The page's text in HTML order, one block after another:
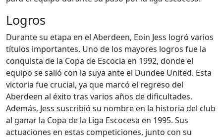
Logros
Durante su etapa en el Aberdeen, Eoin Jess logró varios
títulos importantes. Uno de los mayores logros fue la
conquista de la Copa de Escocia en 1992, donde el
equipo se salió con la suya ante el Dundee United. Esta
victoria fue crucial, ya que marcó el regreso del
Aberdeen al éxito tras varios años de dificultades.
Además, Jess suscribió su nombre en la historia del club
al ganar la Copa de la Liga Escocesa en 1995. Sus
actuaciones en estas competiciones, junto con su